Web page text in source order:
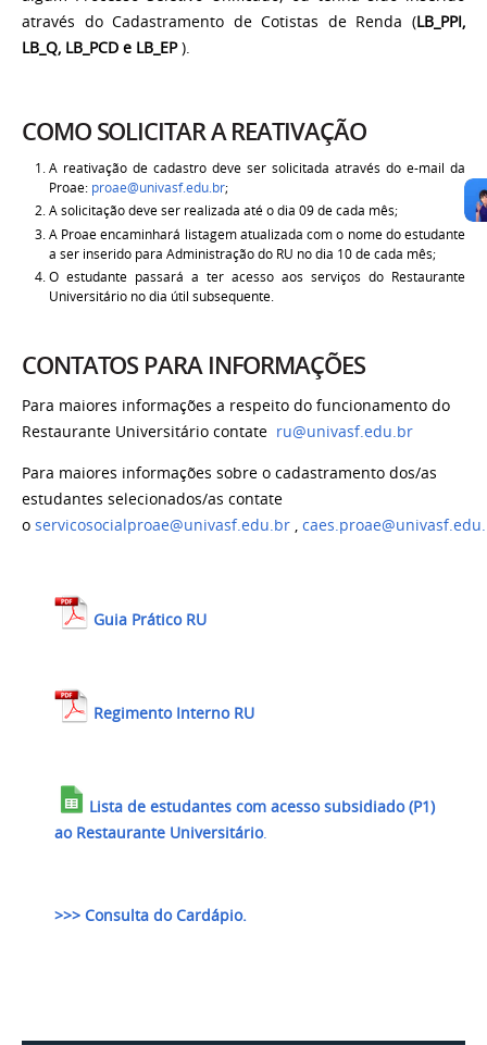
através do Cadastramento de Cotistas de Renda (LB_PPI,
LB_Q, LB_PCD e LB_EP).
COMO SOLICITAR A REATIVAÇÃO
A reativação de cadastro deve ser solicitada através do e-mail da
Proae: proae@univasf.edu.br;
A solicitação deve ser realizada até o dia 09 de cada mês;
A Proae encaminhará listagem atualizada com o nome do estudante
a ser inserido para Administração do RU no dia 10 de cada mês;
O estudante passará a ter acesso aos serviços do Restaurante
Universitário no dia útil subsequente.
CONTATOS PARA INFORMAÇÕES
Para maiores informações a respeito do funcionamento do
Restaurante Universitário contate ru@univasf.edu.br
Para maiores informações sobre o cadastramento dos/as
estudantes selecionados/as contate
o servicosocialproae@univasf.edu.br ,
Guia Prático RU
Regimento Interno RU
Lista de estudantes com acesso subsidiado (P1)
ao Restaurante Universitário.
>>> Consulta do Cardápio.